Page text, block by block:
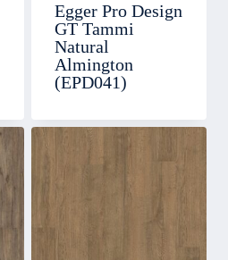
Egger Pro Design
GT Tammi
Natural
Almington
(EPD041)